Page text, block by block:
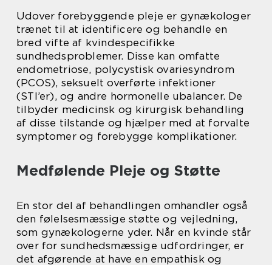
Udover forebyggende pleje er gynækologer
trænet til at identificere og behandle en
bred vifte af kvindespecifikke
sundhedsproblemer. Disse kan omfatte
endometriose, polycystisk ovariesyndrom
(PCOS), seksuelt overførte infektioner
(STI’er), og andre hormonelle ubalancer. De
tilbyder medicinsk og kirurgisk behandling
af disse tilstande og hjælper med at forvalte
symptomer og forebygge komplikationer.
Medfølende Pleje og Støtte
En stor del af behandlingen omhandler også
den følelsesmæssige støtte og vejledning,
som gynækologerne yder. Når en kvinde står
over for sundhedsmæssige udfordringer, er
det afgørende at have en empathisk og